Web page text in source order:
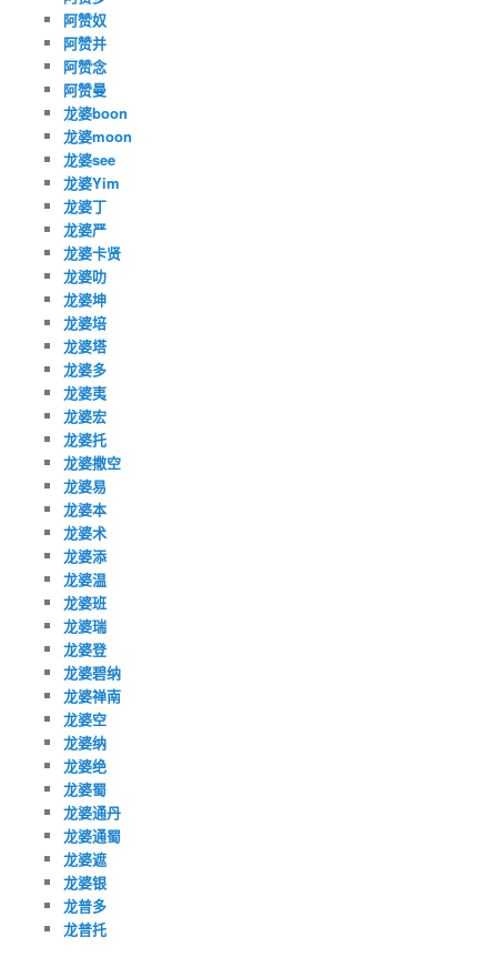
阿赞奴
阿赞并
阿赞念
阿赞曼
龙婆boon
龙婆moon
龙婆see
龙婆Yim
龙婆丁
龙婆严
龙婆卡贤
龙婆叻
龙婆坤
龙婆培
龙婆塔
龙婆多
龙婆夷
龙婆宏
龙婆托
龙婆撒空
龙婆易
龙婆本
龙婆术
龙婆添
龙婆温
龙婆班
龙婆瑞
龙婆登
龙婆碧纳
龙婆禅南
龙婆空
龙婆纳
龙婆绝
龙婆蜀
龙婆通丹
龙婆通蜀
龙婆遮
龙婆银
龙普多
龙普托